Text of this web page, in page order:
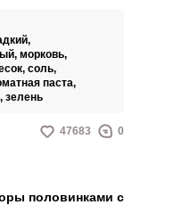
морковь,
соль,
паста,
зелень
47683 0
половинками с